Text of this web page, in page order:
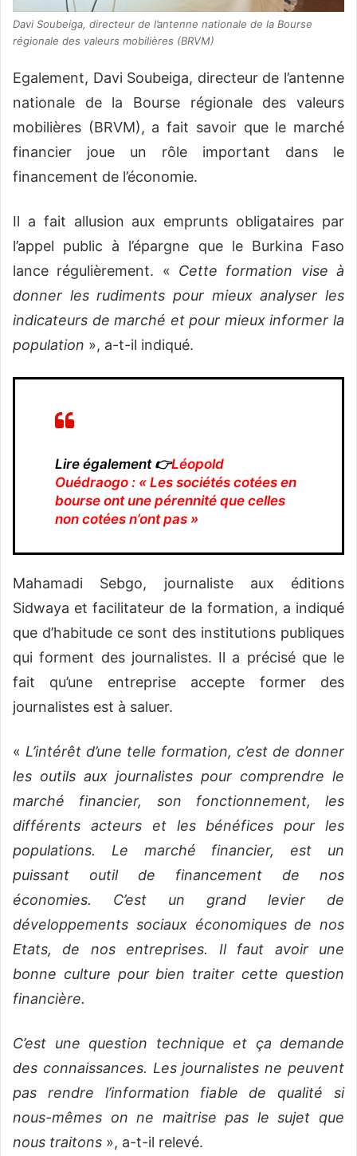
Davi Soubeiga, directeur de l’antenne nationale de la Bourse
régionale des valeurs mobilières (BRVM)
Egalement, Davi Soubeiga, directeur de l’antenne
nationale de la Bourse régionale des valeurs
mobilières (BRVM), a fait savoir que le marché
financier joue un rôle important dans le
financement de l’économie.
Il a fait allusion aux emprunts obligataires par
l’appel public à l’épargne que le Burkina Faso
lance régulièrement. « Cette formation vise à
donner les rudiments pour mieux analyser les
indicateurs de marché et pour mieux informer la
population », a-t-il indiqué.
Lire également 👉Léopold
Ouédraogo : « Les sociétés cotées en
bourse ont une pérennité que celles
non cotées n’ont pas »
Mahamadi Sebgo, journaliste aux éditions
Sidwaya et facilitateur de la formation, a indiqué
que d’habitude ce sont des institutions publiques
qui forment des journalistes. Il a précisé que le
fait qu’une entreprise accepte former des
journalistes est à saluer.
« L’intérêt d’une telle formation, c’est de donner
les outils aux journalistes pour comprendre le
marché financier, son fonctionnement, les
différents acteurs et les bénéfices pour les
populations. Le marché financier, est un
puissant outil de financement de nos
économies. C’est un grand levier de
développements sociaux économiques de nos
Etats, de nos entreprises. Il faut avoir une
bonne culture pour bien traiter cette question
financière.
C’est une question technique et ça demande
des connaissances. Les journalistes ne peuvent
pas rendre l’information fiable de qualité si
nous-mêmes on ne maitrise pas le sujet que
nous traitons », a-t-il relevé.